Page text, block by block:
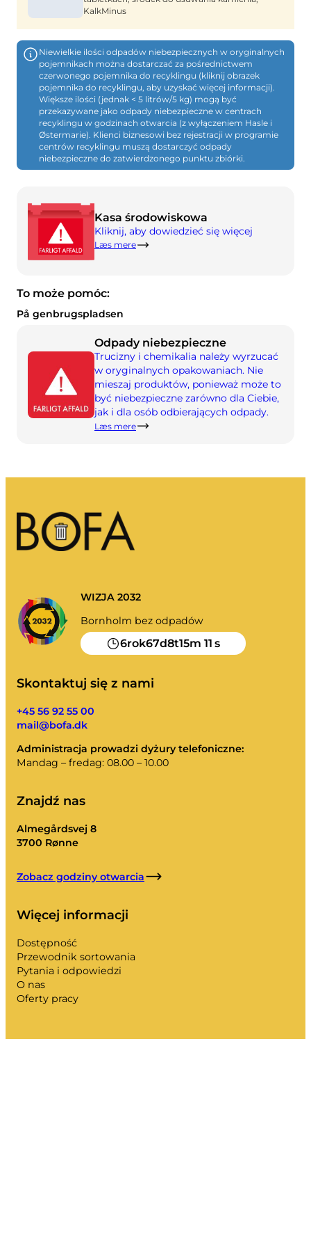
Rozbiórka i renowacja
Więcej informacji
Godziny otwarcia
Taryfy za odpady (prywatne)
Link do podstawowych zasad BRK
Przepisy dotyczące odpadów
Samoobsługa
Moje śmieci
Portal odpadów
Opróżnianie kalendarza i nie tylko.
Skontaktuj się z nami
Oferty pracy
Firma BOFA
KalkMinus
Niewielkie ilości odpadów niebezpiecznych w oryginalnych
pojemnikach można dostarczać za pośrednictwem
czerwonego pojemnika do recyklingu (kliknij obrazek
pojemnika do recyklingu, aby uzyskać więcej informacji).
Większe ilości (jednak < 5 litrów/5 kg) mogą być
przekazywane jako odpady niebezpieczne w centrach
recyklingu w godzinach otwarcia (z wyłączeniem Hasle i
Østermarie). Klienci biznesowi bez rejestracji w programie
centrów recyklingu muszą dostarczyć odpady
niebezpieczne do zatwierdzonego punktu zbiórki.
Kasa środowiskowa
Kliknij, aby dowiedzieć się więcej
Læs mere
To może pomóc:
På genbrugspladsen
Odpady niebezpieczne
Trucizny i chemikalia należy wyrzucać
w oryginalnych opakowaniach. Nie
mieszaj produktów, ponieważ może to
być niebezpieczne zarówno dla Ciebie,
jak i dla osób odbierających odpady.
Læs mere
WIZJA 2032
Bornholm bez odpadów
6rok67d8t15m 11 s
Skontaktuj się z nami
+45 56 92 55 00
mail@bofa.dk
Administracja prowadzi dyżury telefoniczne:
Mandag – fredag: 08.00 – 10.00
Znajdź nas
Almegårdsvej 8
3700 Rønne
Zobacz godziny otwarcia
Więcej informacji
Dostępność
Przewodnik sortowania
Pytania i odpowiedzi
O nas
Oferty pracy